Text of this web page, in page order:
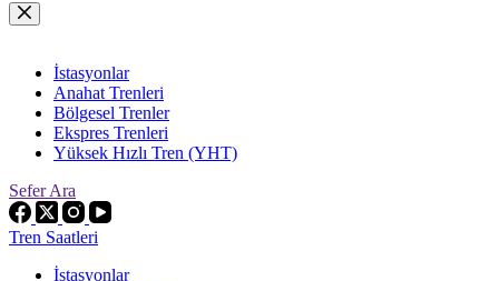
Skip
to
İstasyonlar
Anahat Trenleri
Bölgesel Trenler
Ekspres Trenleri
Yüksek Hızlı Tren (YHT)
Sefer Ara
Tren Saatleri
İstasyonlar